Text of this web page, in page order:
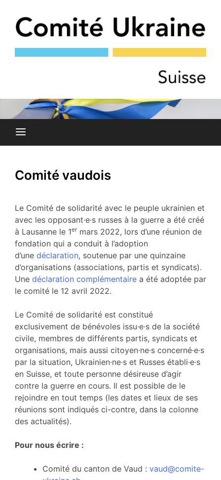
content
Comité Ukraine
ET AVEC LES OPPOSANT·E·S RUSSES À LA GUERRE
Comité vaudois
Le Comité de solidarité avec le peuple ukrainien et
avec les opposant·e·s russes à la guerre a été créé
à Lausanne le 1er mars 2022, lors d’une réunion de
fondation qui a conduit à l’adoption
d’une déclaration, soutenue par une quinzaine
d’organisations (associations, partis et syndicats).
Une déclaration complémentaire a été adoptée par
le comité le 12 avril 2022.
Le Comité de solidarité est constitué
exclusivement de bénévoles issu·e·s de la société
civile, membres de différents partis, syndicats et
organisations, mais aussi citoyen·ne·s concerné·e·s
par la situation, Ukrainien·ne·s et Russes établi·e·s
en Suisse, et toute personne désireuse d’agir
contre la guerre en cours. Il est possible de le
rejoindre en tout temps (les dates et lieux de ses
réunions sont indiqués ci-contre, dans la colonne
des actualités).
Pour nous écrire :
Comité du canton de Vaud : vaud@comite-